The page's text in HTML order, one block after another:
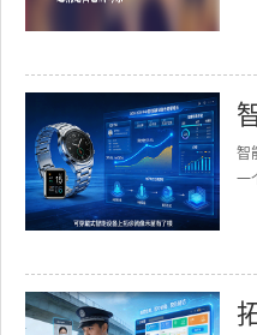
智
一